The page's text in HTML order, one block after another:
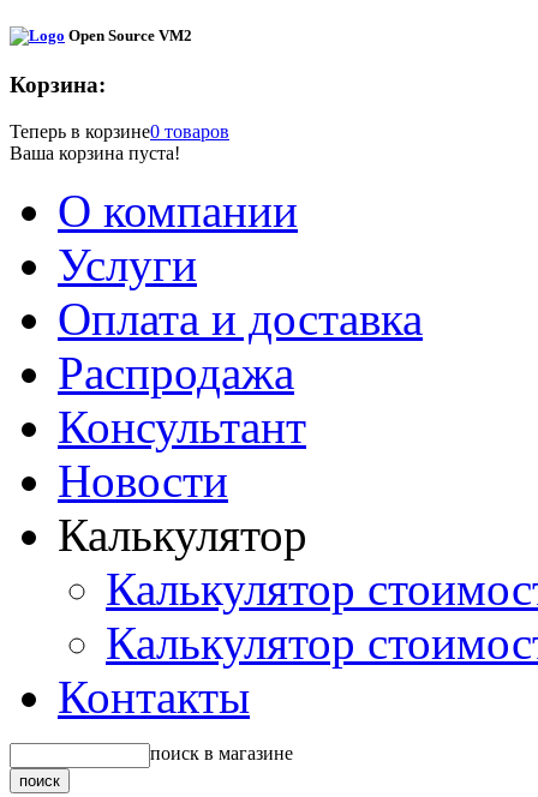
Open Source VM2
Корзина:
Теперь в корзине0 товаров
Ваша корзина пуста!
О компании
Услуги
Оплата и доставка
Распродажа
Консультант
Новости
Калькулятор
Калькулятор
Калькулятор
Контакты
поиск в магазине